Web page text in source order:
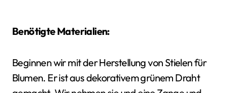
Benötigte Materialien:
Beginnen wir mit der Herstellung von Stielen für
Blumen. Er ist aus dekorativem grünem Draht